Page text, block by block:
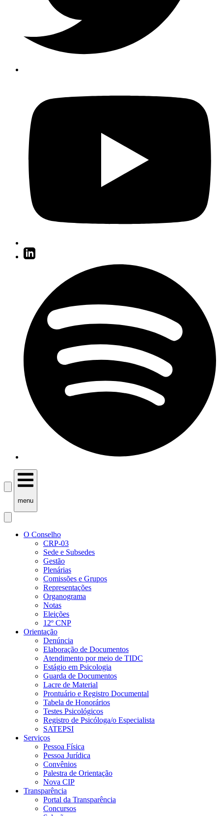
menu
O Conselho
CRP-03
Sede e Subsedes
Gestão
Plenárias
Comissões e Grupos
Representações
Organograma
Notas
Eleições
12º CNP
Orientação
Denúncia
Elaboração de Documentos
Atendimento por meio de TIDC
Estágio em Psicologia
Guarda de Documentos
Lacre de Material
Prontuário e Registro Documental
Tabela de Honorários
Testes Psicológicos
Registro de Psicóloga/o Especialista
SATEPSI
Serviços
Pessoa Física
Pessoa Jurídica
Convênios
Palestra de Orientação
Nova CIP
Transparência
Portal da Transparência
Concursos